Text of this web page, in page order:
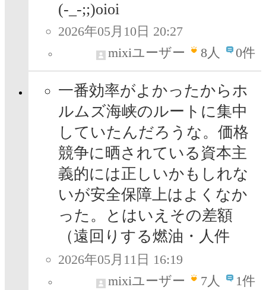
(-_-;;)oioi
2026年05月10日 20:27
mixiユーザー
8人 0件
一番効率がよかったからホ
ルムズ海峡のルートに集中
していたんだろうな。価格
競争に晒されている資本主
義的には正しいかもしれな
いが安全保障上はよくなか
った。とはいえその差額
（遠回りする燃油・人件
2026年05月11日 16:19
mixiユーザー
7人 1件